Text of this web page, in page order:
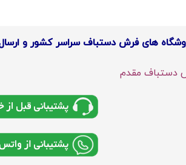
های فرش دستباف سراسر کشور و
دستباف مقدم